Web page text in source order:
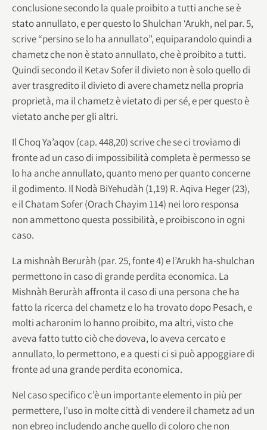
conclusione secondo la quale proibito a tutti anche se è
stato annullato, e per questo lo Shulchan ‘Arukh, nel par. 5,
scrive “persino se lo ha annullato”, equiparandolo quindi a
chametz che non è stato annullato, che è proibito a tutti.
Quindi secondo il Ketav Sofer il divieto non è solo quello di
aver trasgredito il divieto di avere chametz nella propria
proprietà, ma il chametz è vietato di per sé, e per questo è
vietato anche per gli altri.
Il Choq Ya’aqov (cap. 448,20) scrive che se ci troviamo di
fronte ad un caso di impossibilità completa è permesso se
lo ha anche annullato, quanto meno per quanto concerne
il godimento. Il Nodà BiYehudàh (1,19) R. Aqiva Heger (23),
e il Chatam Sofer (Orach Chayim 114) nei loro responsa
non ammettono questa possibilità, e proibiscono in ogni
caso.
La mishnàh Beruràh (par. 25, fonte 4) e l’Arukh ha-shulchan
permettono in caso di grande perdita economica. La
Mishnàh Beruràh affronta il caso di una persona che ha
fatto la ricerca del chametz e lo ha trovato dopo Pesach, e
molti acharonim lo hanno proibito, ma altri, visto che
aveva fatto tutto ciò che doveva, lo aveva cercato e
annullato, lo permettono, e a questi ci si può appoggiare di
fronte ad una grande perdita economica.
Nel caso specifico c’è un importante elemento in più per
permettere, l’uso in molte città di vendere il chametz ad un
non ebreo includendo anche quello di coloro che non